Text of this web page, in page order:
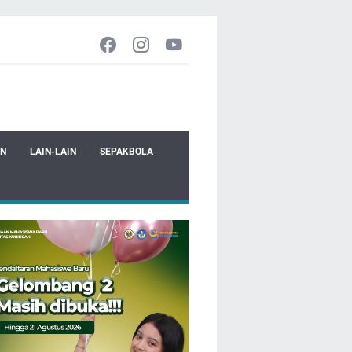
LAIN-LAIN SEPAKBOLA